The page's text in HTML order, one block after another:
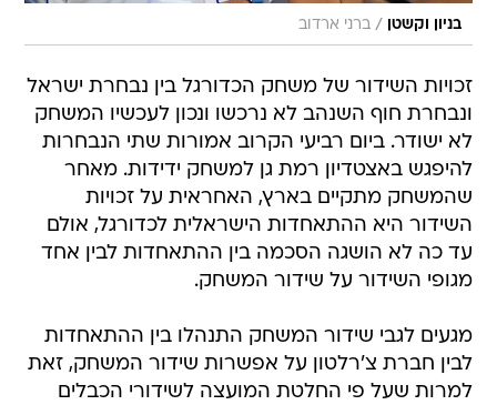
בניון וקשטן / ברני ארדוב
זכויות השידור של משחק הכדורגל בין נבחרת ישראל
ונבחרת חוף השנהב לא נרכשו ונכון לעכשיו המשחק
לא ישודר. ביום רביעי הקרוב אמורות שתי הנבחרות
להיפגש באצטדיון רמת גן למשחק ידידות. מאחר
שהמשחק מתקיים בארץ, האחראית על זכויות
השידור היא ההתאחדות הישראלית לכדורגל, אולם
עד כה לא הושגה הסכמה בין ההתאחדות לבין אחד
מגופי השידור על שידור המשחק.
מגעים לגבי שידור המשחק התנהלו בין ההתאחדות
לבין חברת צ'רלטון על אפשרות שידור המשחק, זאת
למרות שעל פי החלטת המועצה לשידורי הכבלים